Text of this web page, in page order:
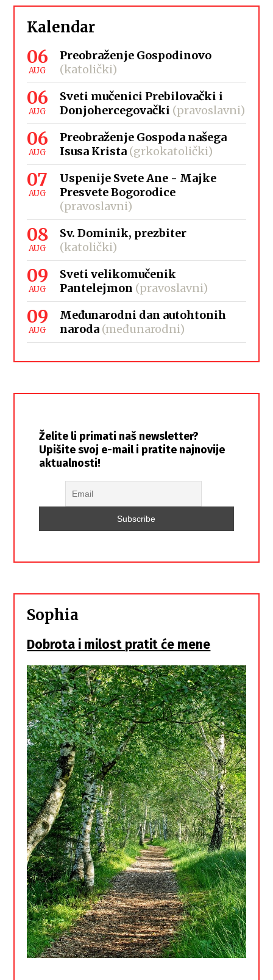
Kalendar
06
AUG
Preobraženje Gospodinovo
(katolički)
06
AUG
Sveti mučenici Prebilovački i
Donjohercegovački (pravoslavni)
06
AUG
Preobraženje Gospoda našega
Isusa Krista (grkokatolički)
07
AUG
Uspenije Svete Ane - Majke
Presvete Bogorodice
(pravoslavni)
08
AUG
Sv. Dominik, prezbiter
(katolički)
09
AUG
Sveti velikomučenik
Pantelejmon (pravoslavni)
09
AUG
Međunarodni dan autohtonih
naroda (međunarodni)
Želite li primati naš newsletter?
Upišite svoj e-mail i pratite najnovije
aktualnosti!
Sophia
Dobrota i milost pratit će mene